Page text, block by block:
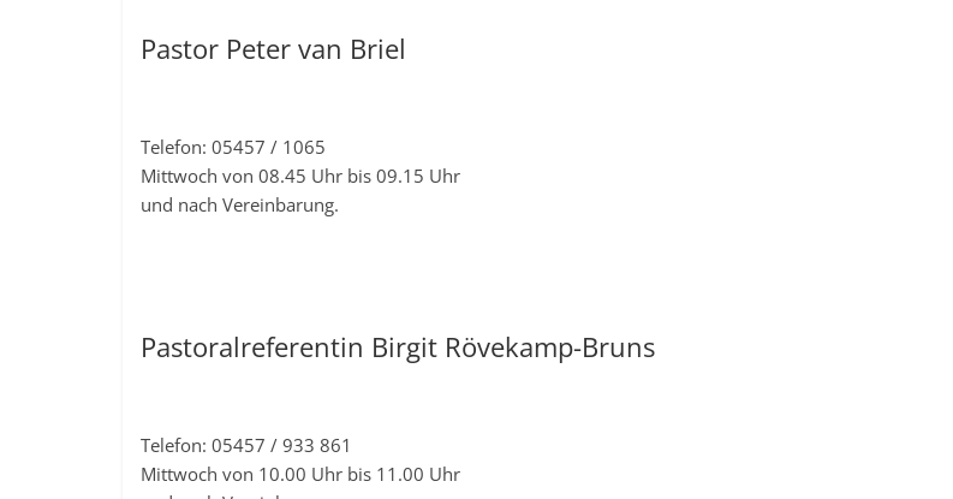
Pastor Peter van Briel
Telefon: 05457 / 1065
Mittwoch von 08.45 Uhr bis 09.15 Uhr
und nach Vereinbarung.
Pastoralreferentin Birgit Rövekamp-Bruns
Telefon: 05457 / 933 861
Mittwoch von 10.00 Uhr bis 11.00 Uhr